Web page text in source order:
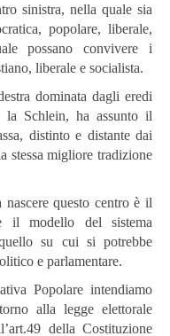
sinistra, nella quale sia
popolare, liberale,
possano convivere i
liberale e socialista.
dominata dagli eredi
la Schlein, ha assunto il
distinto e distante dai
stessa migliore tradizione
questo centro è il
il modello del sistema
su cui si potrebbe
e parlamentare.
Popolare intendiamo
alla legge elettorale
della Costituzione